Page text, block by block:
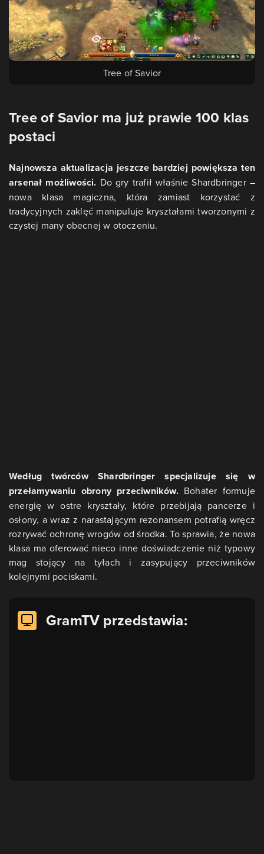
Tree of Savior
Tree of Savior ma już prawie 100 klas
postaci
Najnowsza aktualizacja jeszcze bardziej powiększa ten
arsenał możliwości. Do gry trafił właśnie Shardbringer –
nowa klasa magiczna, która zamiast korzystać z
tradycyjnych zaklęć manipuluje kryształami tworzonymi z
czystej many obecnej w otoczeniu.
Według twórców Shardbringer specjalizuje się w
przełamywaniu obrony przeciwników.Bohater formuje
energię w ostre kryształy, które przebijają pancerze i
osłony, a wraz z narastającym rezonansem potrafią wręcz
rozrywać ochronę wrogów od środka. To sprawia, że nowa
klasa ma oferować nieco inne doświadczenie niż typowy
mag stojący na tyłach i zasypujący przeciwników
kolejnymi pociskami.
GramTV przedstawia: